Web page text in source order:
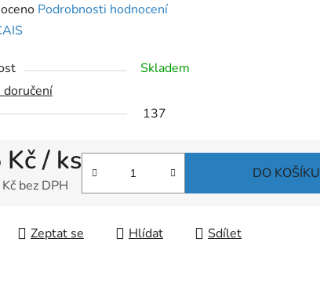
Podrobnosti hodnocení
Skladem
doručení
137
Kč/ ks
bez DPH
DO KOŠÍKU
Zeptat se Hlídat Sdílet